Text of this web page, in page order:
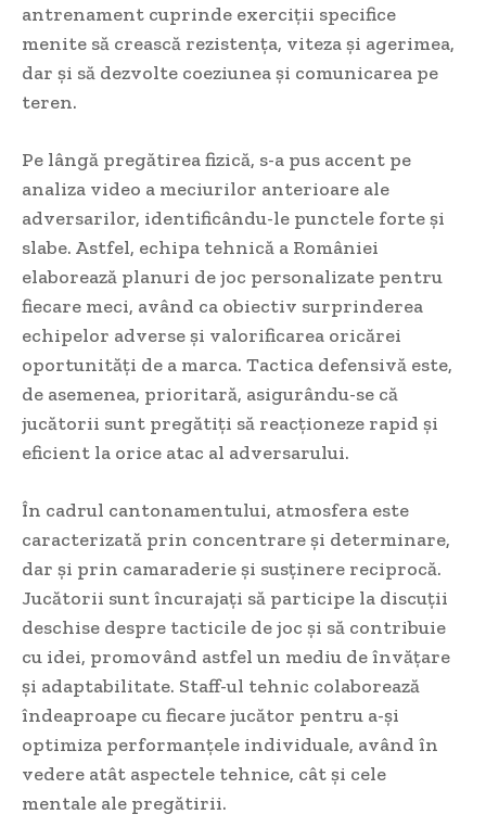
antrenament cuprinde exerciții specifice
menite să crească rezistența, viteza și agerimea,
dar și să dezvolte coeziunea și comunicarea pe
teren.
Pe lângă pregătirea fizică, s-a pus accent pe
analiza video a meciurilor anterioare ale
adversarilor, identificându-le punctele forte și
slabe. Astfel, echipa tehnică a României
elaborează planuri de joc personalizate pentru
fiecare meci, având ca obiectiv surprinderea
echipelor adverse și valorificarea oricărei
oportunități de a marca. Tactica defensivă este,
de asemenea, prioritară, asigurându-se că
jucătorii sunt pregătiți să reacționeze rapid și
eficient la orice atac al adversarului.
În cadrul cantonamentului, atmosfera este
caracterizată prin concentrare și determinare,
dar și prin camaraderie și susținere reciprocă.
Jucătorii sunt încurajați să participe la discuții
deschise despre tacticile de joc și să contribuie
cu idei, promovând astfel un mediu de învățare
și adaptabilitate. Staff-ul tehnic colaborează
îndeaproape cu fiecare jucător pentru a-și
optimiza performanțele individuale, având în
vedere atât aspectele tehnice, cât și cele
mentale ale pregătirii.